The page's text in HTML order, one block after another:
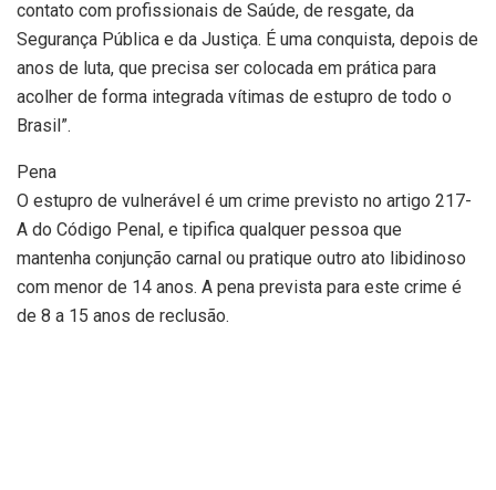
contato com profissionais de Saúde, de resgate, da
Segurança Pública e da Justiça. É uma conquista, depois de
anos de luta, que precisa ser colocada em prática para
acolher de forma integrada vítimas de estupro de todo o
Brasil”.
Pena
O estupro de vulnerável é um crime previsto no artigo 217-
A do Código Penal, e tipifica qualquer pessoa que
mantenha conjunção carnal ou pratique outro ato libidinoso
com menor de 14 anos. A pena prevista para este crime é
de 8 a 15 anos de reclusão.